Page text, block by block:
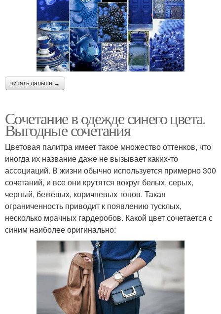
читать дальше →
Сочетание в одежде синего цвета.
Выгодные сочетания
Цветовая палитра имеет такое множество оттенков, что
иногда их название даже не вызывает каких-то
ассоциаций. В жизни обычно используется примерно 300
сочетаний, и все они крутятся вокруг белых, серых,
черный, бежевых, коричневых тонов. Такая
ограниченность приводит к появлению тусклых,
несколько мрачных гардеробов. Какой цвет сочетается с
синим наиболее оригинально: